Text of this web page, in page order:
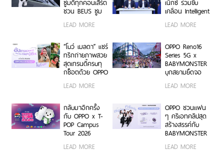
ซูมดีทุกคอนเสิร์ต
ชวน BEUS ซูม
ความสนุกสุดคม
BUS LIGHT AS
ONE
LEAD MORE
เน็กซ์ ร่วมขับ
เคลื่อน Intelligent
Transformation
Platform ยก
ระดับการจัดการ
ข้อมูลสู่ยุค
Digital-First
Enterprise
LEAD MORE
“โบว์ เมลดา” แชร์
ทริกถ่ายภาพสวย
สุดเทรนดี้ครบทุ
กช็อตด้วย OPPO
5G
LEAD MORE
OPPO Reno16
Series 5G x
BABYMONSTER
บุกสยามยึดจอ
บันดาลใจให้ทุก
เองได้เต็มที่ ผ่าน
OPPO K-POP
Star Random
Dance พร้อม
คลูซีฟ
LEAD MORE
กลับมาอีกครั้ง
กับ OPPO x T-
POP Campus
Tour 2026
สนุก บุก 6 รั้ว
LEAD MORE
OPPO ชวนแฟน
ๆ ครีเอทคลิปสุด
สร้างสรรค์กับ
BABYMONSTER
คอนเสิร์ตโซน VIP
LEAD MORE